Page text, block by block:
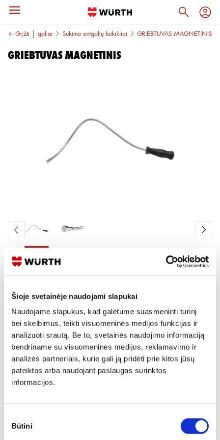
Šioje svetainėje naudojami slapukai
Naudojame slapukus, kad galėtume suasmeninti turinį
bei skelbimus, teikti visuomeninės medijos funkcijas ir
analizuoti srautą. Be to, svetainės naudojimo informaciją
bendriname su visuomeninės medijos, reklamavimo ir
analizės partneriais, kurie gali ją pridėti prie kitos jūsų
pateiktos arba naudojant paslaugas surinktos
informacijos.
pasirinkimas
Būtini
Grįžti
ir sukimo antgaliai Sukimo antgalių laikikliai GRIEBTUVAS MAGNETINIS
GRIEBTUVAS MAGNETINIS
Skaityti produkto aprašymą
Produkto Nr. 0715 35 35EAN 4011231741248
Kainos matomos tik registruotiems vartotojams.
Prisijungti / Registruotis
Rašyti užklausą
Reikia daugiau informacijos?
Skambinti: